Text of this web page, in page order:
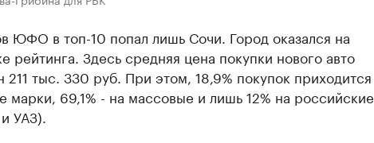
ЮФО в топ-10 попал лишь Сочи. Город оказался на
рейтинга. Здесь средняя цена покупки нового авто
211 тыс. 330 руб. При этом, 18,9% покупок приходится
марки, 69,1% - на массовые и лишь 12% на российские
УАЗ).